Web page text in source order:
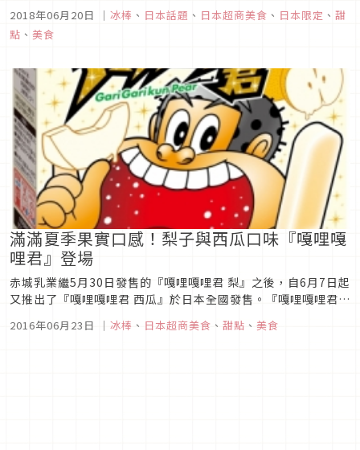
非常簡單，又可以很簡單地在日本超商或是超市買的到！口味也
有巧克力、香蕉、抹茶等眾多口味可以嘗試，加上拍起來顏色非
常繽紛可愛，所以受到不少人的喜愛，也有許多Youtuber拍影
2018年06月20日 ｜ 冰棒 、 日本話題 、 日本超商美食 、 日本限定 、 甜
點 、 美食
滿滿夏季果實口感！梨子與西瓜口味『嘎哩嘎
哩君』登場
赤城乳業繼5月30日發售的『嘎哩嘎哩君 梨』之後，自6月7日起
又推出了『嘎哩嘎哩君 西瓜』於日本全國發售。『嘎哩嘎哩君
梨』這款商品，調整了冰的大小、使用了日本國產的和梨果汁，
令品嚐的人感受到好像在吃真正的梨子（新鮮水果）一般清脆的
2016年06月23日 ｜ 冰棒 、 日本超商美食 、 甜點 、 美食